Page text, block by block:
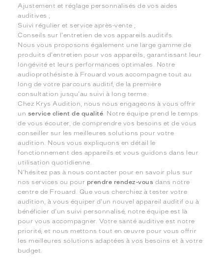
Ajustement et réglage personnalisés de vos aides
auditives ;
Suivi régulier et service après-vente ;
Conseils sur l'entretien de vos appareils auditifs.
Nous vous proposons également une large gamme de
produits d'entretien pour vos appareils, garantissant leur
longévité et leurs performances optimales. Notre
audioprothésiste à Frouard vous accompagne tout au
long de votre parcours auditif, de la première
consultation jusqu'au suivi à long terme.
Chez Krys Audition, nous nous engageons à vous offrir
un service client de qualité . Notre équipe prend le temps
de vous écouter, de comprendre vos besoins et de vous
conseiller sur les meilleures solutions pour votre
audition. Nous vous expliquons en détail le
fonctionnement des appareils et vous guidons dans leur
utilisation quotidienne.
N'hésitez pas à nous contacter pour en savoir plus sur
nos services ou pour prendre rendez-vous dans notre
centre de Frouard. Que vous cherchiez à tester votre
audition, à vous équiper d'un nouvel appareil auditif ou à
bénéficier d'un suivi personnalisé, notre équipe est là
pour vous accompagner. Votre santé auditive est notre
priorité, et nous mettons tout en œuvre pour vous offrir
les meilleures solutions adaptées à vos besoins et à votre
budget.